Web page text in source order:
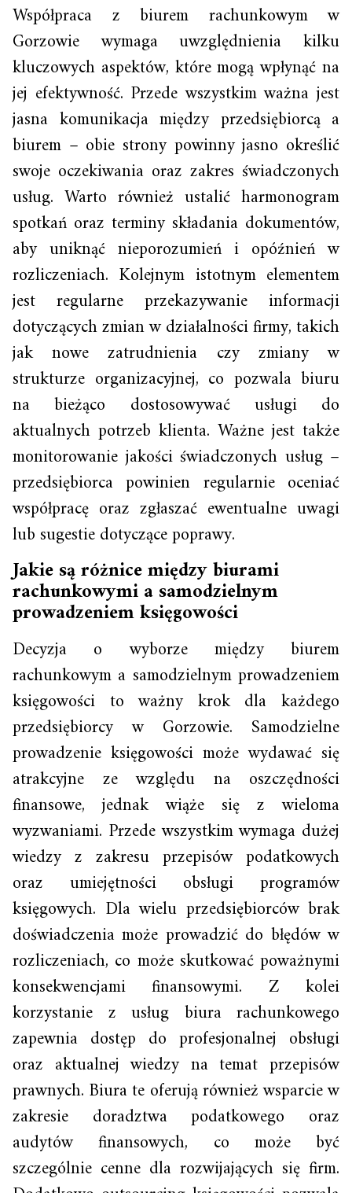
Współpraca z biurem rachunkowym w
Gorzowie wymaga uwzględnienia kilku
kluczowych aspektów, które mogą wpłynąć na
jej efektywność. Przede wszystkim ważna jest
jasna komunikacja między przedsiębiorcą a
biurem – obie strony powinny jasno określić
swoje oczekiwania oraz zakres świadczonych
usług. Warto również ustalić harmonogram
spotkań oraz terminy składania dokumentów,
aby uniknąć nieporozumień i opóźnień w
rozliczeniach. Kolejnym istotnym elementem
jest regularne przekazywanie informacji
dotyczących zmian w działalności firmy, takich
jak nowe zatrudnienia czy zmiany w
strukturze organizacyjnej, co pozwala biuru
na bieżąco dostosowywać usługi do
aktualnych potrzeb klienta. Ważne jest także
monitorowanie jakości świadczonych usług –
przedsiębiorca powinien regularnie oceniać
współpracę oraz zgłaszać ewentualne uwagi
lub sugestie dotyczące poprawy.
Jakie są różnice między biurami
rachunkowymi a samodzielnym
prowadzeniem księgowości
Decyzja o wyborze między biurem
rachunkowym a samodzielnym prowadzeniem
księgowości to ważny krok dla każdego
przedsiębiorcy w Gorzowie. Samodzielne
prowadzenie księgowości może wydawać się
atrakcyjne ze względu na oszczędności
finansowe, jednak wiąże się z wieloma
wyzwaniami. Przede wszystkim wymaga dużej
wiedzy z zakresu przepisów podatkowych
oraz umiejętności obsługi programów
księgowych. Dla wielu przedsiębiorców brak
doświadczenia może prowadzić do błędów w
rozliczeniach, co może skutkować poważnymi
konsekwencjami finansowymi. Z kolei
korzystanie z usług biura rachunkowego
zapewnia dostęp do profesjonalnej obsługi
oraz aktualnej wiedzy na temat przepisów
prawnych. Biura te oferują również wsparcie w
zakresie doradztwa podatkowego oraz
audytów finansowych, co może być
szczególnie cenne dla rozwijających się firm.